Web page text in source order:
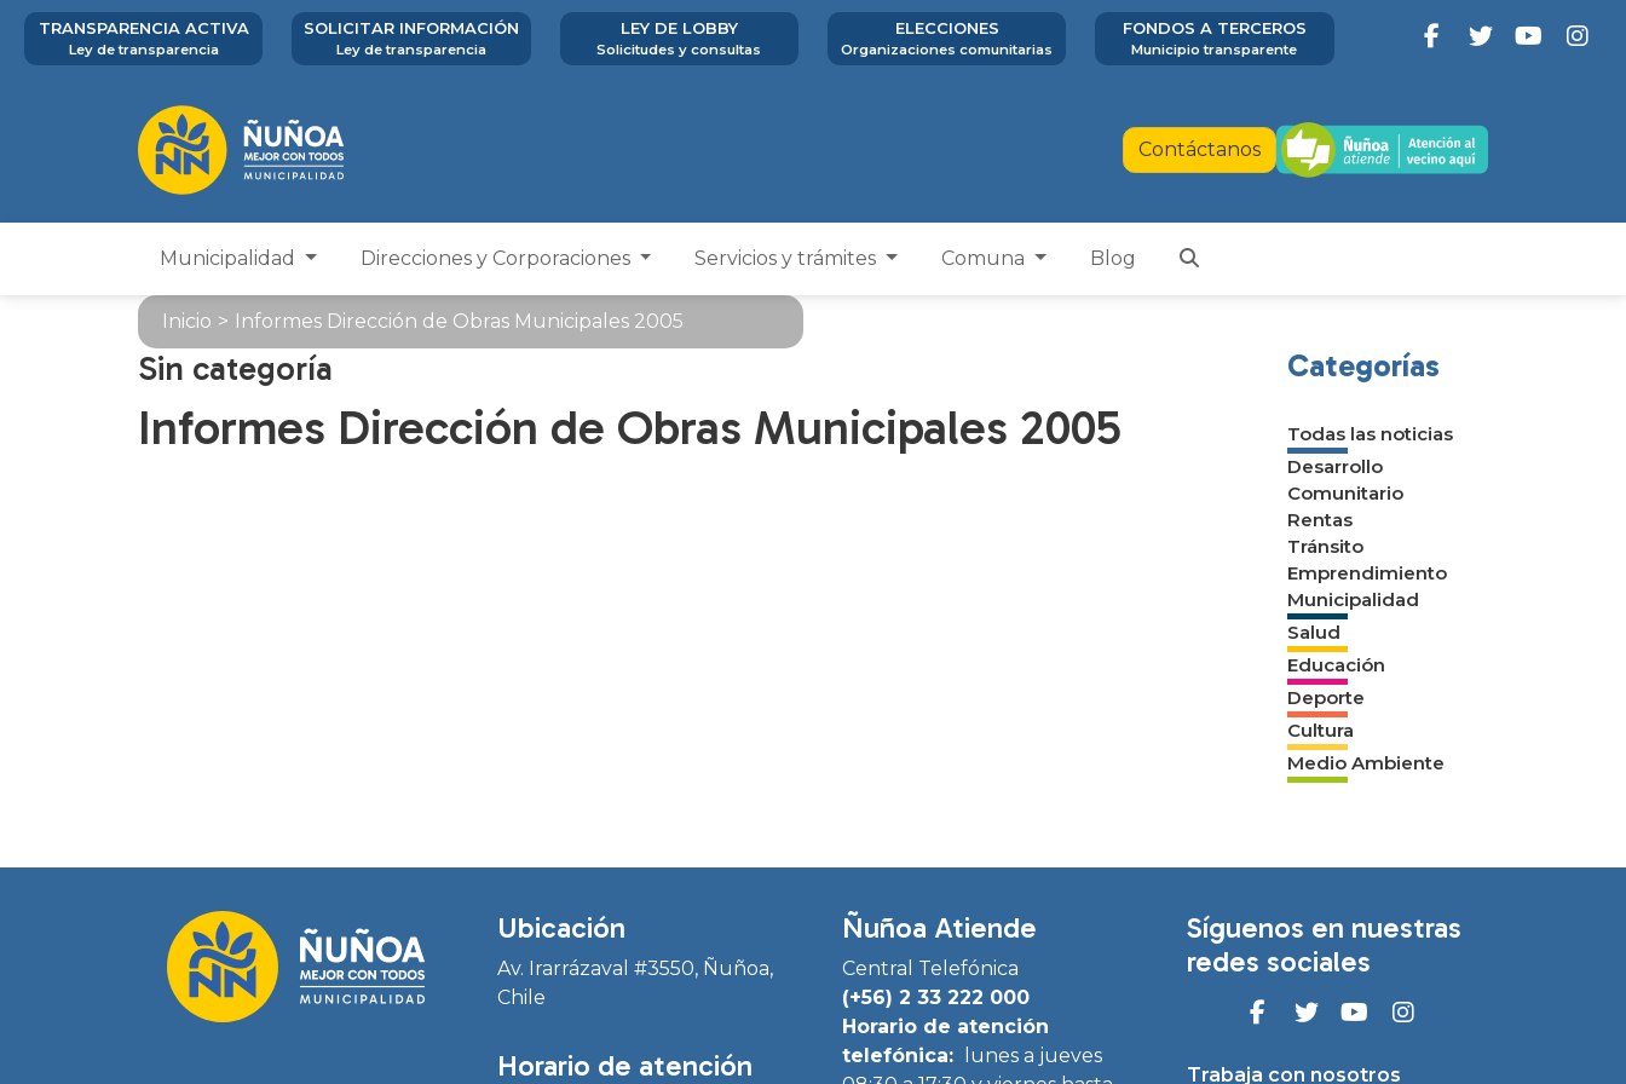
TRANSPARENCIA ACTIVA
Ley de transparencia
SOLICITAR INFORMACIÓN
Ley de transparencia
LEY DE LOBBY
Solicitudes y consultas
ELECCIONES
Organizaciones comunitarias
FONDOS A TERCEROS
Municipio transparente
Contáctanos
Municipalidad Direcciones y Corporaciones Servicios y trámites Comuna Blog
Inicio > Informes Dirección de Obras Municipales 2005
Sin categoría
Informes Dirección de Obras Municipales 2005
Categorías
Todas las noticias
Desarrollo
Comunitario
Rentas
Tránsito
Emprendimiento
Municipalidad
Salud
Educación
Deporte
Cultura
Medio Ambiente
Ubicación
Av. Irarrázaval #3550, Ñuñoa,
Chile
Horario de atención
Ñuñoa Atiende
Central Telefónica
(+56) 2 33 222 000
Horario de atención
telefónica:
lunes a jueves
Síguenos en nuestras
redes sociales
Trabaja con nosotros